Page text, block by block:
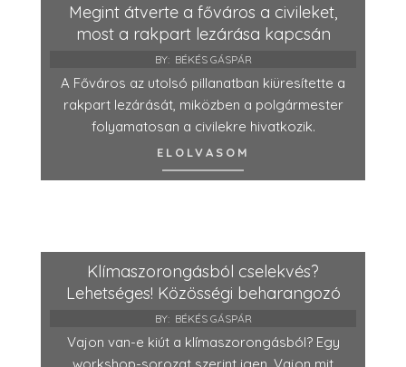
Megint átverte a főváros a civileket,
most a rakpart lezárása kapcsán
BY: BÉKÉS GÁSPÁR
A Főváros az utolsó pillanatban kiüresítette a
rakpart lezárását, miközben a polgármester
folyamatosan a civilekre hivatkozik.
ELOLVASOM
Klímaszorongásból cselekvés?
Lehetséges! Közösségi beharangozó
BY: BÉKÉS GÁSPÁR
Vajon van-e kiút a klímaszorongásból? Egy
workshop-sorozat szerint igen. Vajon mit